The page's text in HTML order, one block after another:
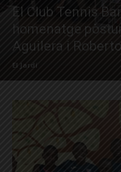
El Club Tennis
homenatge
Aguilera i
El Jardí